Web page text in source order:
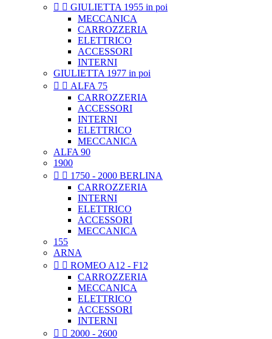
  GIULIETTA 1955 in poi
MECCANICA
CARROZZERIA
ELETTRICO
ACCESSORI
INTERNI
GIULIETTA 1977 in poi
  ALFA 75
CARROZZERIA
ACCESSORI
INTERNI
ELETTRICO
MECCANICA
ALFA 90
1900
  1750 - 2000 BERLINA
CARROZZERIA
INTERNI
ELETTRICO
ACCESSORI
MECCANICA
155
ARNA
  ROMEO A12 - F12
CARROZZERIA
MECCANICA
ELETTRICO
ACCESSORI
INTERNI
  2000 - 2600